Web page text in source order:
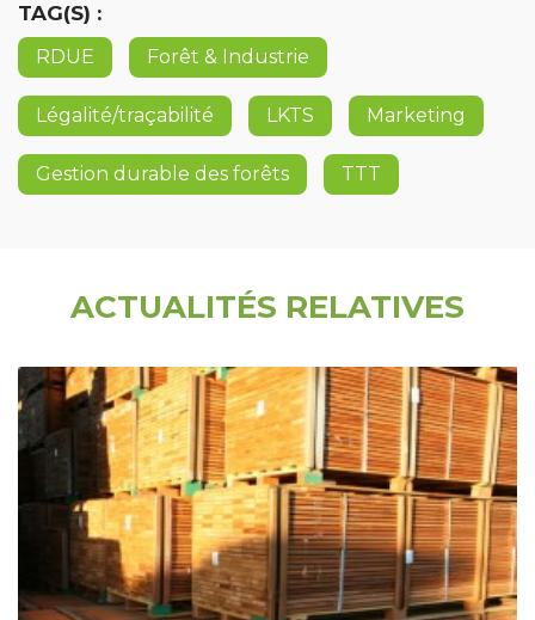
TAG(S) :
RDUE Forêt & Industrie
Légalité/traçabilité LKTS Marketing
Gestion durable des forêts TTT
ACTUALITÉS RELATIVES